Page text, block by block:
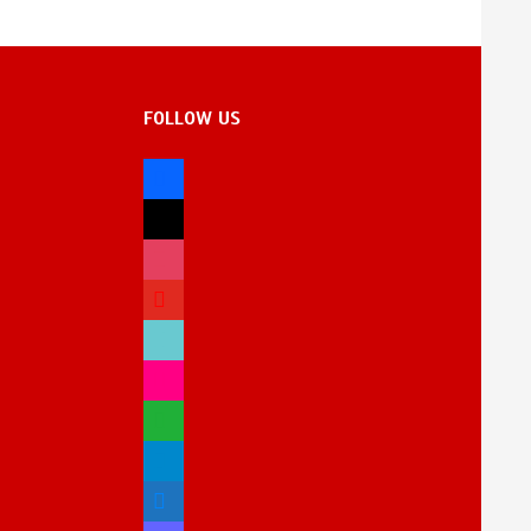
FOLLOW US
youtube
bluesky